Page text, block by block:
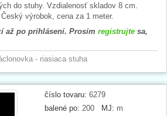
do stuhy. Vzdialenosť skladov 8 cm.
výrobok, cena za 1 meter.
až po prihlásení. Prosím registrujte sa,
- riasiaca stuha
číslo tovaru: 6279
balené po: 200 MJ: m